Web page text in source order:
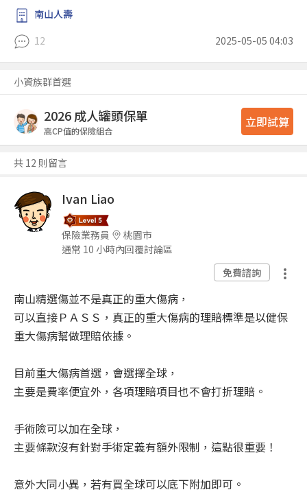
南山人壽
12
2025-05-05 04:03
小資族群首選
2026 成人罐頭保單
高CP值的保險組合
立即試算
共 12 則留言
Ivan Liao
保險業務員
桃園市
通常 10 小時內回覆討論區
免費諮詢
南山精選傷並不是真正的重大傷病，
可以直接ＰＡＳＳ，真正的重大傷病的理賠標準是以健保
重大傷病幫做理賠依據。
目前重大傷病首選，會選擇全球，
主要是費率便宜外，各項理賠項目也不會打折理賠。
手術險可以加在全球，
主要條款沒有針對手術定義有額外限制，這點很重要！
意外大同小異，若有買全球可以底下附加即可。